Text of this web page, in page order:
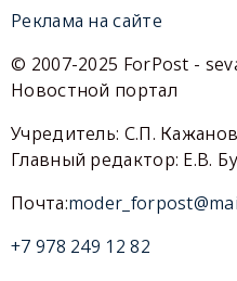
Реклама на сайте
© 2007-2025 ForPost -
Новостной портал
Учредитель: С.П. Кажанов
Главный редактор: Е.В.
Почта:
+7 978 249 12 82